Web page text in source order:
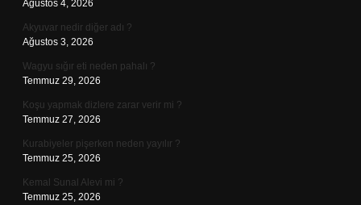
Ağustos 4, 2026
Akyuvar nedir diğer adı ?
Ağustos 3, 2026
Wagyu sığır eti neden pahalı ?
Temmuz 29, 2026
Koşu yapmak dizlere zarar verir mi ?
Temmuz 27, 2026
Kurabiyeler pişerken neden yayılır ?
Temmuz 25, 2026
Kemal Sunal Alevi mi ?
Temmuz 25, 2026